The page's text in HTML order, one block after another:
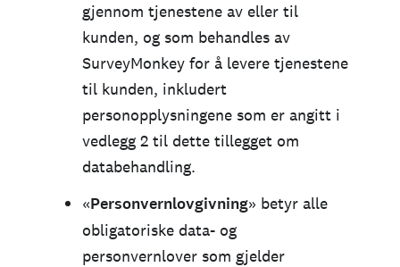
gjennom tjenestene av eller til
kunden, og som behandles av
SurveyMonkey for å levere tjenestene
til kunden, inkludert
personopplysningene som er angitt i
vedlegg 2 til dette tillegget om
databehandling.
«Personvernlovgivning» betyr alle
obligatoriske data- og
personvernlover som gjelder